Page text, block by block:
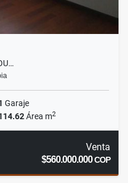
Garaje
Área m2
Venta
$560.000.000COP